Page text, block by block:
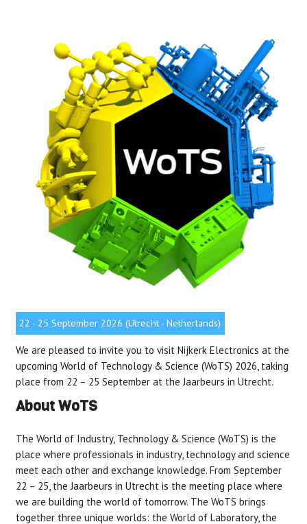
22 - 25 September 2026 (Utrecht - Netherlands)
We are pleased to invite you to visit Nijkerk Electronics at the
upcoming World of Technology & Science (WoTS) 2026, taking
place from 22 – 25 September at the Jaarbeurs in Utrecht.
About WoTS
The World of Industry, Technology & Science (WoTS) is the
place where professionals in industry, technology and science
meet each other and exchange knowledge. From September
22 – 25, the Jaarbeurs in Utrecht is the meeting place where
we are building the world of tomorrow. The WoTS brings
together three unique worlds: the World of Laboratory, the